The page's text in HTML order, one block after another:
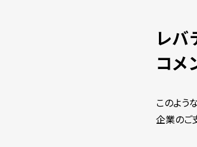
レバ
コメ
このよう
企業のご